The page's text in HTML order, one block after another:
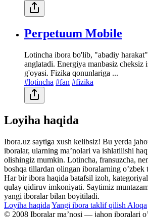
Perpetuum Mobile
Lotincha ibora bo'lib, "abadiy
anglatadi. Energiya manbasiz cheksiz
g'oyasi. Fizika qonunlariga ...
#lotincha #fan #fizika
Loyiha haqida
Ibora.uz saytiga xush kelibsiz! Bu yerda
iboralar, ularning maʼnolari va ishlatilishi
olishingiz mumkin. Lotincha, fransuzcha,
boshqa tillardan olingan iboralarning
Har bir ibora haqida batafsil izoh,
qulay qidiruv imkoniyati. Saytimiz
yangi iboralar bilan boyitiladi.
Loyiha haqida Yangi ibora taklif qilish Aloqa
© 2008 Iboralar maʼnosi — jahon iboralari